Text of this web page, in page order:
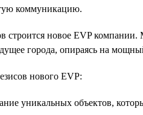
коммуникацию.
строится новое EVP
города, опираясь на
нового EVP:
уникальных объектов,